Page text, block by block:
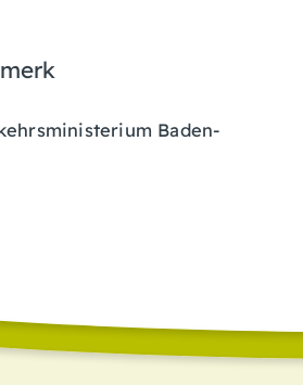
Baden-